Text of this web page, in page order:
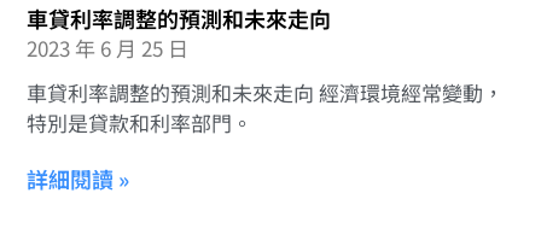
車貸利率調整的預測和未來走向
2023 年 6 月 25 日
車貸利率調整的預測和未來走向 經濟環境經常變動，
特別是貸款和利率部門。
詳細閱讀 »